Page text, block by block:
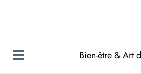
Bien-être & Art